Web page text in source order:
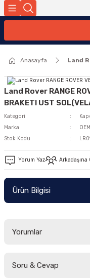
Anasayfa Land
Land Rover RANGE
BRAKETI UST
Kategori
Marka
OEM
Stok Kodu
Yorum Yaz Arkadaşına
Ürün Bilgisi
Yorumlar
Soru & Cevap